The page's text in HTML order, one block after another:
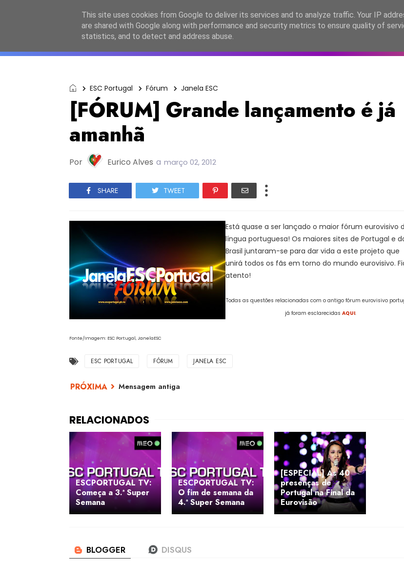
ESC2027 JESC2026 FC2026 EASC2026 PORTUGAL
ESC Portugal Fórum Janela ESC
[FÓRUM] Grande lançamento é já
amanhã
Por Eurico Alves a março 02, 2012
SHARE TWEET
Está quase a ser lançado o maior fórum eurovisivo
língua portuguesa! Os maiores sites de Portugal e
Brasil juntaram-se para dar vida a este projeto que
unirá todos os fãs em torno do mundo eurovisivo.
atento!
Todas as questões relacionadas com o antigo fórum eurovisivo
já foram esclarecidas AQUI.
Fonte/Imagem: ESC Portugal, JanelaESC
ESC PORTUGAL FÓRUM JANELA ESC
Mensagem antiga
ESCPORTUGAL TV:
Começa a 3.ª Super
Semana
ESCPORTUGAL TV:
O fim de semana da
4.ª Super Semana
[ESPECIAL] As 40
presenças de
Portugal na Final da
Eurovisão
This site uses cookies from Google to deliver its services and to analyze traffic. Your IP
are shared with Google along with performance and security metrics to ensure quality of
statistics, and to detect and address abuse.